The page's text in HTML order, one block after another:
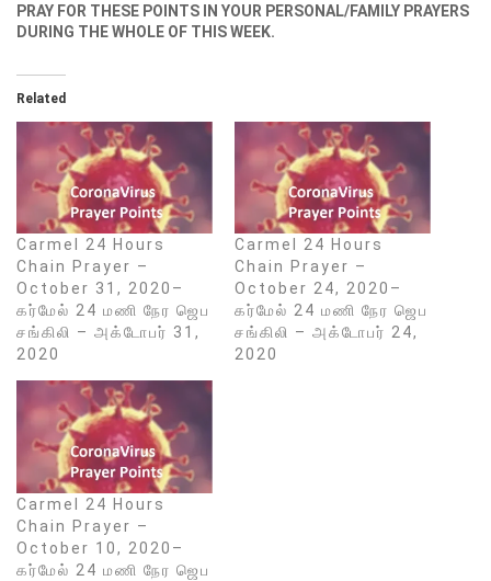
PRAY FOR THESE POINTS IN YOUR PERSONAL/FAMILY PRAYERS
DURING THE WHOLE OF THIS WEEK.
Related
Carmel 24 Hours
Chain Prayer –
October 31, 2020–
கர்மேல் 24 மணி நேர ஜெப
சங்கிலி – அக்டோபர் 31,
2020
Carmel 24 Hours
Chain Prayer –
October 24, 2020–
கர்மேல் 24 மணி நேர ஜெப
சங்கிலி – அக்டோபர் 24,
2020
Carmel 24 Hours
Chain Prayer –
October 10, 2020–
கர்மேல் 24 மணி நேர ஜெப